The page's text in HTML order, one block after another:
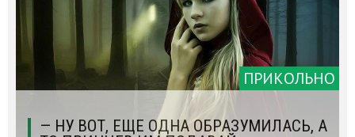
ПРИКОЛЬНО
— НУ ВОТ, ЕЩЕ ОДНА ОБРАЗУМИЛАСЬ, А